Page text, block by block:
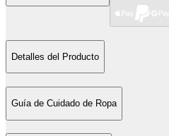
Detalles del Producto
Guía de Cuidado de Ropa